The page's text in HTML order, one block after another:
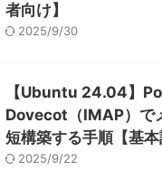
者向け】
2025/9/30
【Ubuntu 24.04】
Dovecot（IMAP）で
短構築する手順【基本
2025/9/22